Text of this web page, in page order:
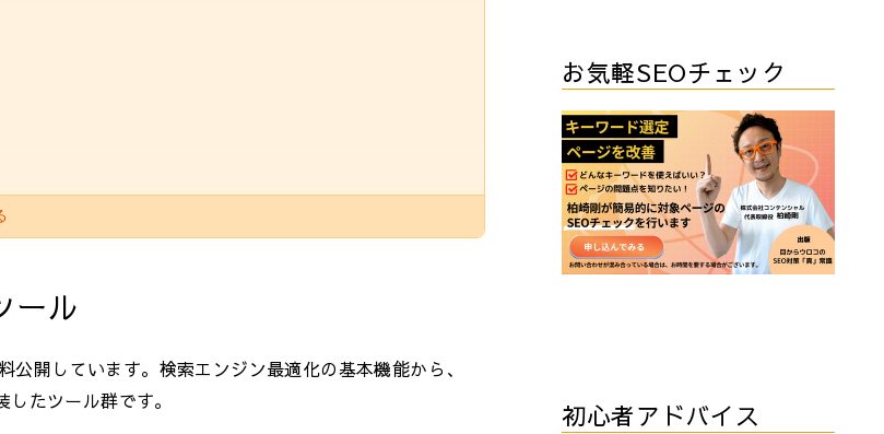
ール
開しています。検索エンジン最適化の基本機能から、
たツール群です。
お気軽SEOチェック
初心者アドバイス